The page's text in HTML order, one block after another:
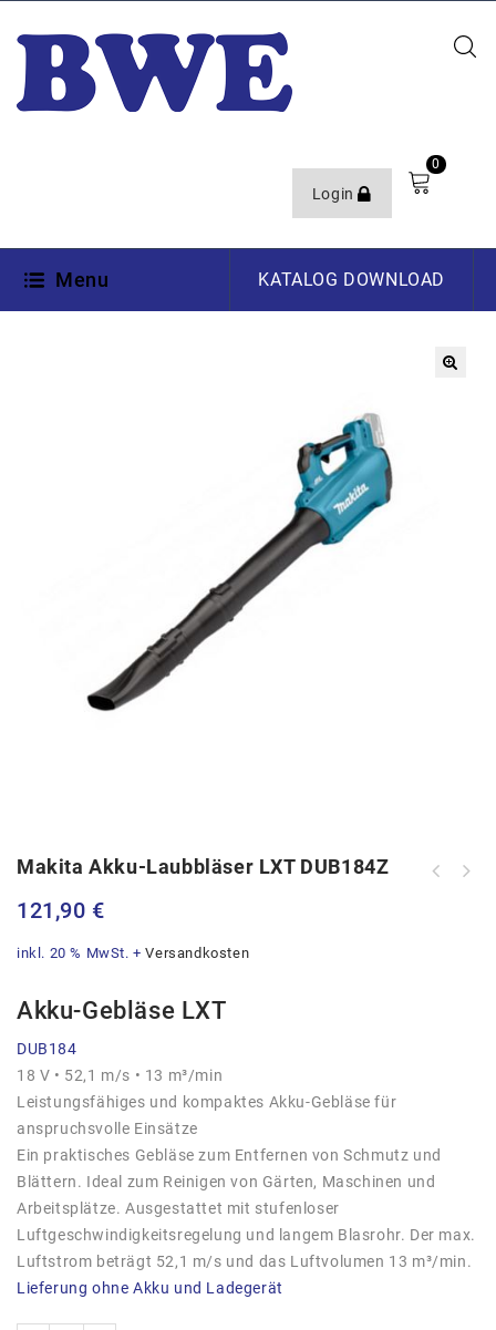
Login
0
Menu KATALOG DOWNLOAD
Makita Akku-Laubbläser LXT DUB184Z
121,90 €
inkl. 20 % MwSt. +Versandkosten
Akku-Gebläse LXT
DUB184
18 V • 52,1 m/s • 13 m³/min
Leistungsfähiges und kompaktes Akku-Gebläse für
anspruchsvolle Einsätze
Ein praktisches Gebläse zum Entfernen von Schmutz und
Blättern. Ideal zum Reinigen von Gärten, Maschinen und
Arbeitsplätze. Ausgestattet mit stufenloser
Luftgeschwindigkeitsregelung und langem Blasrohr. Der max.
Luftstrom beträgt 52,1 m/s und das Luftvolumen 13 m³/min.
Lieferung ohne Akku und Ladegerät